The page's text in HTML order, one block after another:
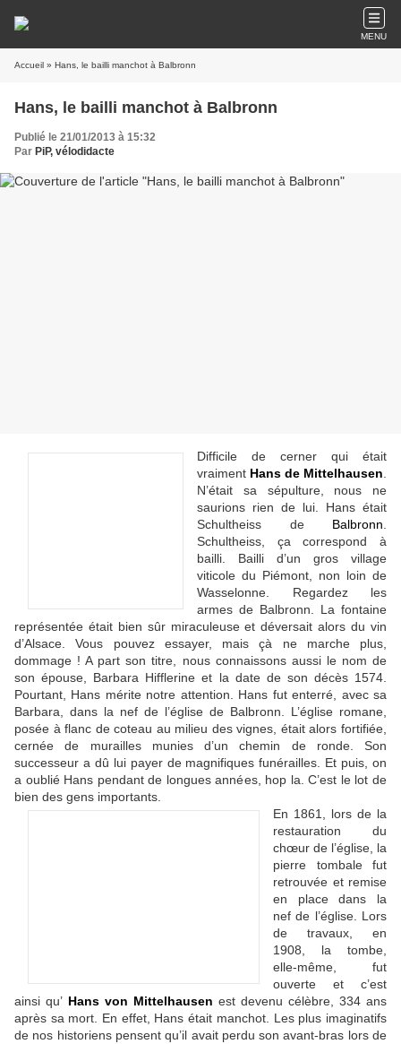
MENU
Accueil » Hans, le bailli manchot à Balbronn
Hans, le bailli manchot à Balbronn
Publié le 21/01/2013 à 15:32
Par PiP, vélodidacte
Difficile de cerner qui était
vraiment Hans de Mittelhausen
N’était sa sépulture, nous ne
saurions rien de lui. Hans était
Schultheiss de Balbronn
Schultheiss, ça correspond à
bailli. Bailli d’un gros village
viticole du Piémont, non loin de
Wasselonne. Regardez les
armes de Balbronn. La fontaine
représentée était bien sûr miraculeuse et déversait alors du vin
d’Alsace. Vous pouvez essayer, mais çà ne marche plus,
dommage ! A part son titre, nous connaissons aussi le nom de
son épouse, Barbara Hifflerine et la date de son décès 1574.
Pourtant, Hans mérite notre attention. Hans fut enterré, avec sa
Barbara, dans la nef de l’église de Balbronn. L’église romane,
posée à flanc de coteau au milieu des vignes, était alors fortifiée,
cernée de murailles munies d’un chemin de ronde. Son
successeur a dû lui payer de magnifiques funérailles. Et puis, on
a oublié Hans pendant de longues années, hop la. C’est le lot de
bien des gens importants.
En 1861, lors de la
restauration du
chœur de l’église, la
pierre tombale fut
retrouvée et remise
en place dans la
nef de l’église. Lors
de travaux, en
1908, la tombe,
elle-même, fut
ouverte et c’est
ainsi qu’ Hans von Mittelhausen est devenu célèbre, 334 ans
après sa mort. En effet, Hans était manchot. Les plus imaginatifs
de nos historiens pensent qu’il avait perdu son avant-bras lors de